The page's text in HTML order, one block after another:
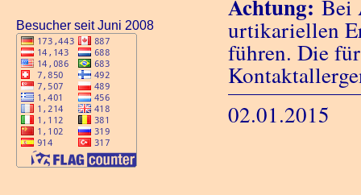
Besucher seit Juni 2008
Achtung:Bei
urtikariellen
führen. Die
02.01.2015